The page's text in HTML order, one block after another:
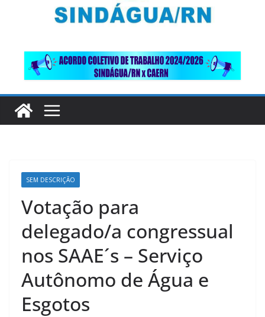
SEM DESCRIÇÃO
Votação para
delegado/a congressual
nos SAAE´s – Serviço
Autônomo de Água e
Esgotos